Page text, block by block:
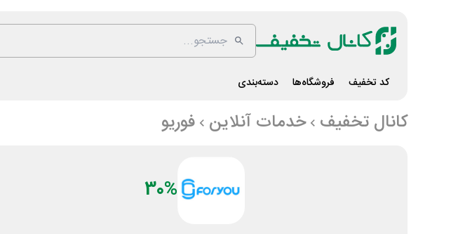
کد تخفیف فروشگاه‌ها دسته‌بندی
کانال تخفیف خدمات آنلاین فوریو
30%